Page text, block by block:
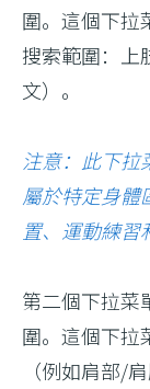
圍。這個下拉
搜索範圍：上
文）。
注意：此下拉
屬於特定身體
置、運動練習
第二個下拉菜
圍。這個下拉
（例如肩部/